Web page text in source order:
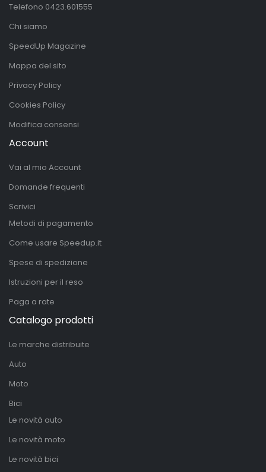
Telefono 0423.601555
Chi siamo
SpeedUp Magazine
Mappa del sito
Privacy Policy
Cookies Policy
Modifica consensi
Account
Vai al mio Account
Domande frequenti
Scrivici
Metodi di pagamento
Come usare Speedup.it
Spese di spedizione
Istruzioni per il reso
Paga a rate
Catalogo prodotti
Le marche distribuite
Auto
Moto
Bici
Le novità auto
Le novità moto
Le novità bici